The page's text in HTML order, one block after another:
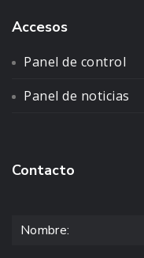
Accesos
Panel de control
Panel de noticias
Contacto